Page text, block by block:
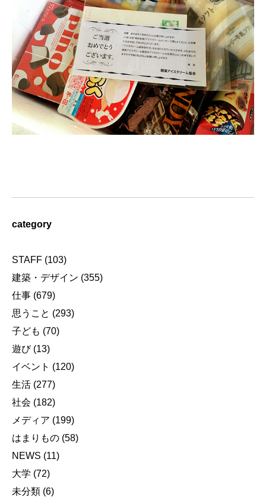
category
STAFF (103)
建築・デザイン (355)
仕事 (679)
思うこと (293)
子ども (70)
遊び(13)
イベント (120)
生活 (277)
社会 (182)
メディア (199)
はまりもの (58)
NEWS (11)
大学 (72)
未分類 (6)